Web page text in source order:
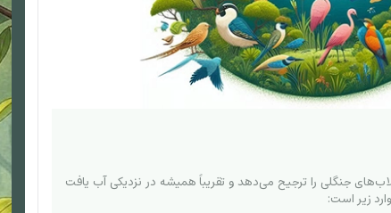
جنگلی را ترجیح می‌دهد و تقریباً همیشه در نزدیکی آب یافت
زیر است: